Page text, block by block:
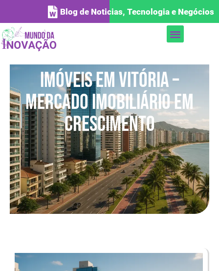
Blog de Noticias, Tecnologia e Negócios
Imóveis em Vitória –
Mercado Imobiliário em
Crescimento